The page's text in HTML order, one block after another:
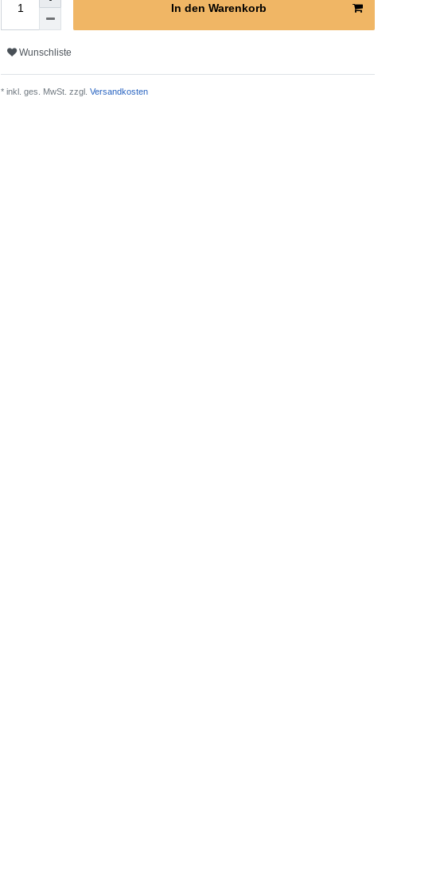
In den Warenkorb
Wunschliste
* inkl. ges. MwSt. zzgl. Versandkosten